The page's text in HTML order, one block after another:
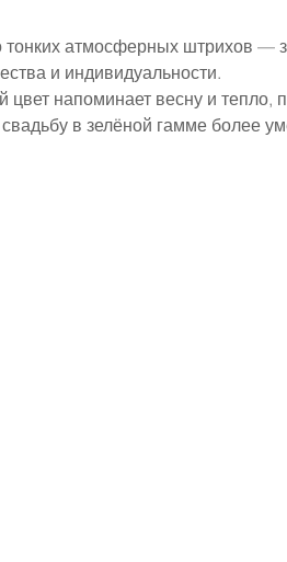
атмосферных штрихов —
и индивидуальности.
напоминает весну и тепло,
в зелёной гамме более